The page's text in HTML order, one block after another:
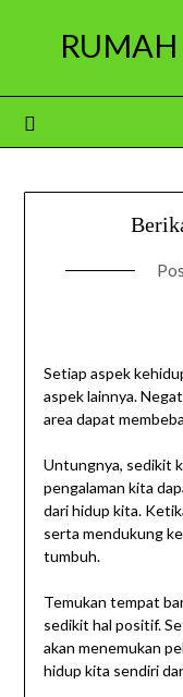
Setiap aspek
aspek lainnya.
area dapat
Untungnya, sedikit
pengalaman kita
dari hidup kita.
serta mendukung
tumbuh.
Temukan tempat
sedikit hal positif.
akan menemukan
hidup kita sendiri